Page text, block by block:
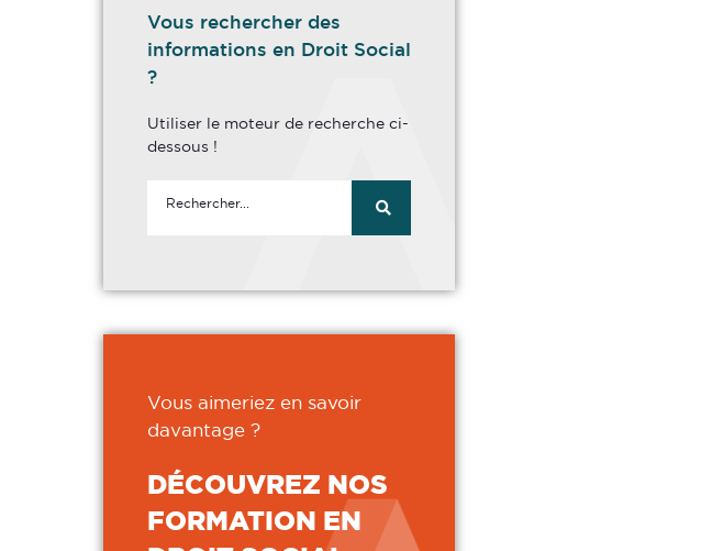
Vous rechercher des
informations en Droit Social
?
Utiliser le moteur de recherche ci-
dessous !
Vous aimeriez en savoir
davantage ?
DÉCOUVREZ NOS
FORMATION EN